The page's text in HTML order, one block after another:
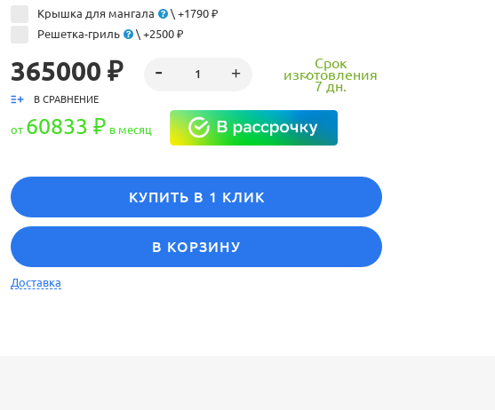
Крышка для мангала
\ +1790 ₽
Решетка-гриль
\ +2500 ₽
365000 ₽
В СРАВНЕНИЕ
Срок
изготовления
7 дн.
от 60833 ₽ в месяц
КУПИТЬ В 1 КЛИК
В КОРЗИНУ
Доставка